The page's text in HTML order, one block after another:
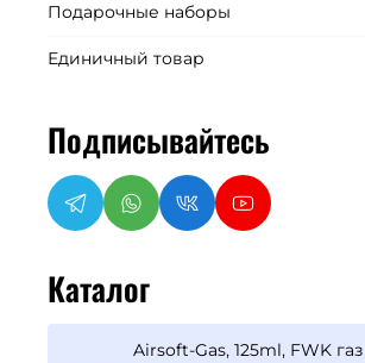
Подарочные наборы
Единичный товар
Подписывайтесь
Каталог
Airsoft-Gas, 125ml, FWK газ